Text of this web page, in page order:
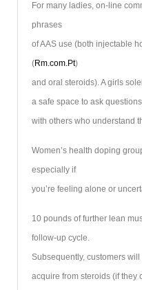
For many ladies, on-line
phrases
of AAS use (both injectable
(Rm.com.Pt)
and oral steroids). A girls
a safe space to ask
with others who understand
Women’s health doping
especially if
you’re feeling alone or
10 pounds of further lean
follow-up cycle.
Subsequently, customers
acquire from steroids (if they